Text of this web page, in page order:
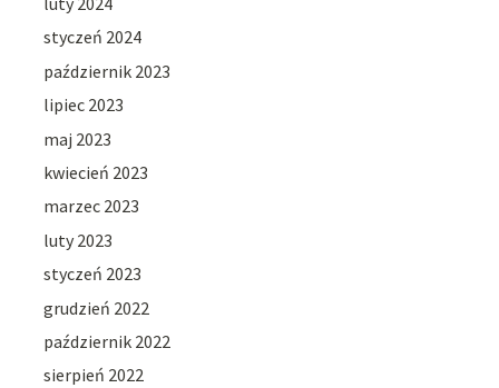
styczeń 2024
październik 2023
lipiec 2023
maj 2023
kwiecień 2023
marzec 2023
luty 2023
styczeń 2023
grudzień 2022
październik 2022
sierpień 2022